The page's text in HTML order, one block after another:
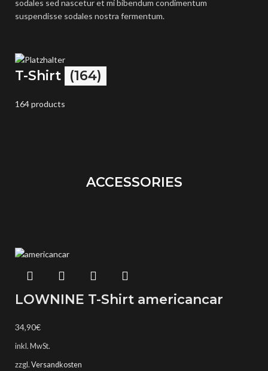
sodales sed nascetur et mi bibendum condimentum
suspendisse sodales nostra fermentum.
T-Shirt (164)
164 products
ACCESSORIES
LOWNINE T-Shirt americancar
34,90€
inkl. MwSt.
zzgl. Versandkosten